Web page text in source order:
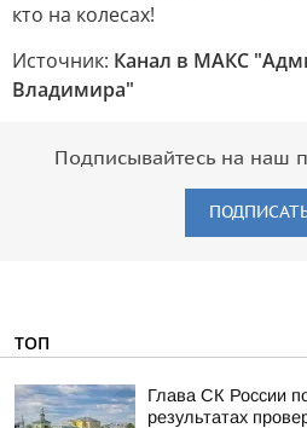
кто на колесах!
Источник: Канал в МАКС
Владимира"
Подписывайтесь на наш
ТОП
Глава СК России
результатах